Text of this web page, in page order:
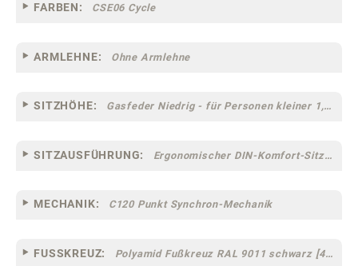
FARBEN: CSE06 Cycle
ARMLEHNE: Ohne Armlehne
SITZHÖHE: Gasfeder Niedrig - für Personen kleiner 1,60 m
SITZAUSFÜHRUNG: Ergonomischer DIN-Komfort-Sitz [75]
MECHANIK: C120 Punkt Synchron-Mechanik
FUSSKREUZ: Polyamid Fußkreuz RAL 9011 schwarz [44]